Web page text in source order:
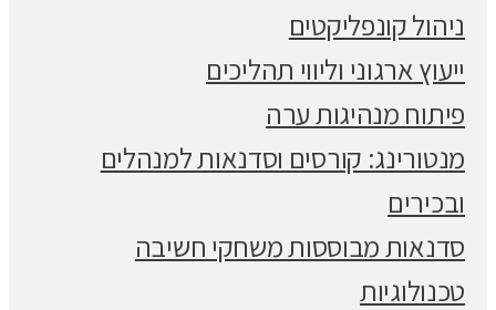
ניהול קונפליקטים
ייעוץ ארגוני וליווי תהליכים
פיתוח מנהיגות ערה
מנטורינג: קורסים וסדנאות למנהלים
ובכירים
סדנאות מבוססות משחקי חשיבה
טכנולוגיות